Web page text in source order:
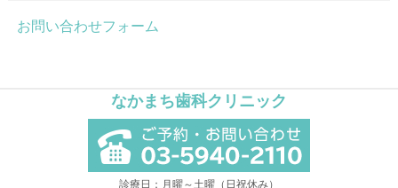
お問い合わせフォーム
なかまち歯科クリニック
診療日：月曜～土曜（日祝休み）